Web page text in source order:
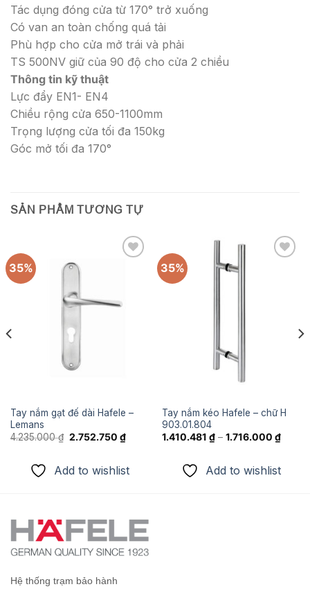
Tác dụng đóng cửa từ 170° trở xuống
Có van an toàn chống quá tải
Phù hợp cho cửa mở trái và phải
TS 500NV giữ của 90 độ cho cửa 2 chiều
Thông tin kỹ thuật
Lực đẩy EN1- EN4
Chiều rộng cửa 650-1100mm
Trọng lượng cửa tối đa 150kg
Góc mở tối đa 170°
SẢN PHẨM TƯƠNG TỰ
35%
wishlist
Tay nắm gạt đế dài Hafele –
Lemans
4.235.000₫ Giá
2.752.750 ₫Giá
hiện
2.752.750 ₫.
Add to wishlist
35%
Tay nắm kéo Hafele – chữ H
903.01.804
1.410.481 ₫– 1.716.000 ₫
Add to wishlist
Hệ thống trạm bảo hành